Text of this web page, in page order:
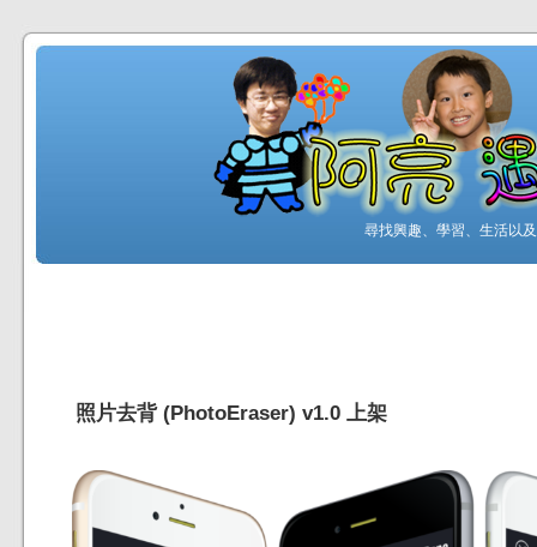
尋找興趣、學習、生活以
照片去背 (PhotoEraser) v1.0 上架